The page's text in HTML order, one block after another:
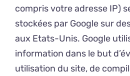
compris votre adresse IP)
stockées par Google sur
aux Etats-Unis. Google
information dans le but
utilisation du site, de